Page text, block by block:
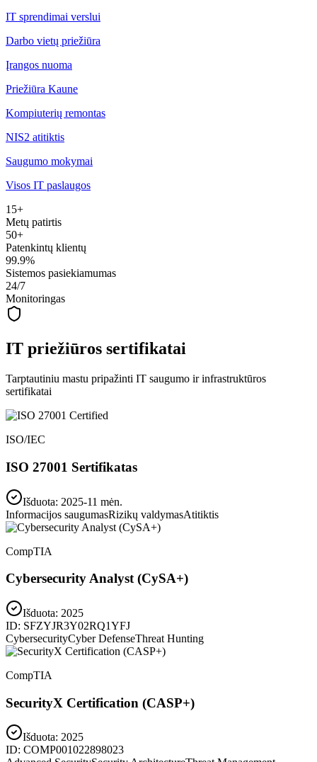
IT sprendimai verslui
Darbo vietų priežiūra
Įrangos nuoma
Priežiūra Kaune
Kompiuterių remontas
NIS2 atitiktis
Saugumo mokymai
Visos IT paslaugos
15+
Metų patirtis
50+
Patenkintų klientų
99.9%
Sistemos pasiekiamumas
24/7
Monitoringas
IT priežiūros sertifikatai
Tarptautiniu mastu pripažinti IT saugumo ir infrastruktūros
sertifikatai
ISO/IEC
ISO 27001 Sertifikatas
Išduota: 2025-11 mėn.
Informacijos saugumasRizikų valdymasAtitiktis
CompTIA
Cybersecurity Analyst (CySA+)
Išduota: 2025
ID: SFZYJR3Y02RQ1YFJ
CybersecurityCyber DefenseThreat Hunting
CompTIA
SecurityX Certification (CASP+)
Išduota: 2025
ID: COMP001022898023